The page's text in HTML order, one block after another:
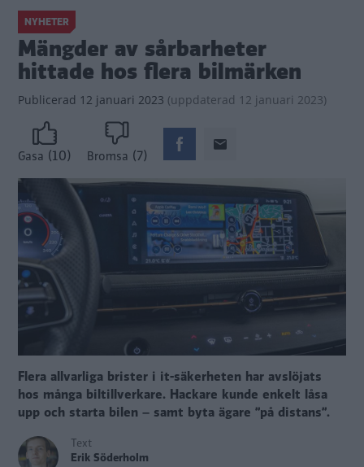
NYHETER
Mängder av sårbarheter
hittade hos flera bilmärken
Publicerad 12 januari 2023 (uppdaterad 12 januari 2023)
Gasa (10) Bromsa (7)
Flera allvarliga brister i it-säkerheten har avslöjats
hos många biltillverkare. Hackare kunde enkelt låsa
upp och starta bilen – samt byta ägare ”på distans”.
Text
Erik Söderholm